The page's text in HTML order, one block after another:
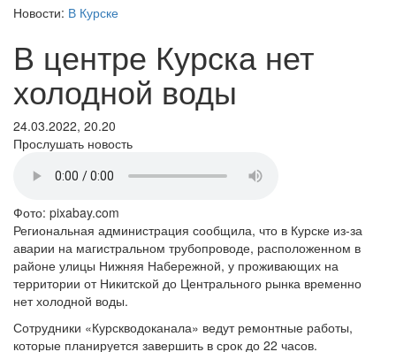
Новости: В Курске
В центре Курска нет
холодной воды
24.03.2022, 20.20
Прослушать новость
Фото: pixabay.com
Региональная администрация сообщила, что в Курске из-за
аварии на магистральном трубопроводе, расположенном в
районе улицы Нижняя Набережной, у проживающих на
территории от Никитской до Центрального рынка временно
нет холодной воды.
Сотрудники «Курскводоканала» ведут ремонтные работы,
которые планируется завершить в срок до 22 часов.